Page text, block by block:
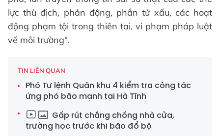
lực thù địch, phản động, phần tử xấu, các hoạt
động phạm tội trong thiên tai, vi phạm pháp luật
về môi trường".
TIN LIÊN QUAN
Phó Tư lệnh Quân khu 4 kiểm tra công tác
ứng phó bão mạnh tại Hà Tĩnh
Gấp rút chằng chống nhà cửa,
trường học trước khi bão đổ bộ